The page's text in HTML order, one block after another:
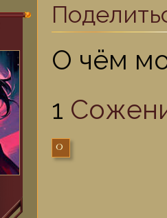
О чём
1
0